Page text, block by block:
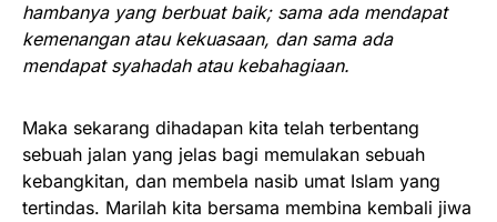
hambanya yang berbuat baik; sama ada mendapat
kemenangan atau kekuasaan, dan sama ada
mendapat syahadah atau kebahagiaan.
Maka sekarang dihadapan kita telah terbentang
sebuah jalan yang jelas bagi memulakan sebuah
kebangkitan, dan membela nasib umat Islam yang
tertindas. Marilah kita bersama membina kembali jiwa